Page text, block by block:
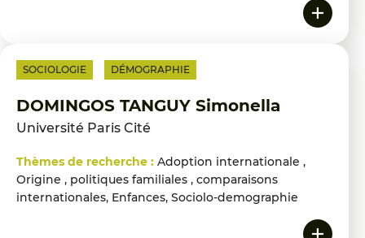
SOCIOLOGIE DÉMOGRAPHIE
DOMINGOS TANGUY Simonella
Université Paris Cité
Thèmes de recherche : Adoption internationale ,
Origine , politiques familiales , comparaisons
internationales, Enfances, Sociolo-demographie